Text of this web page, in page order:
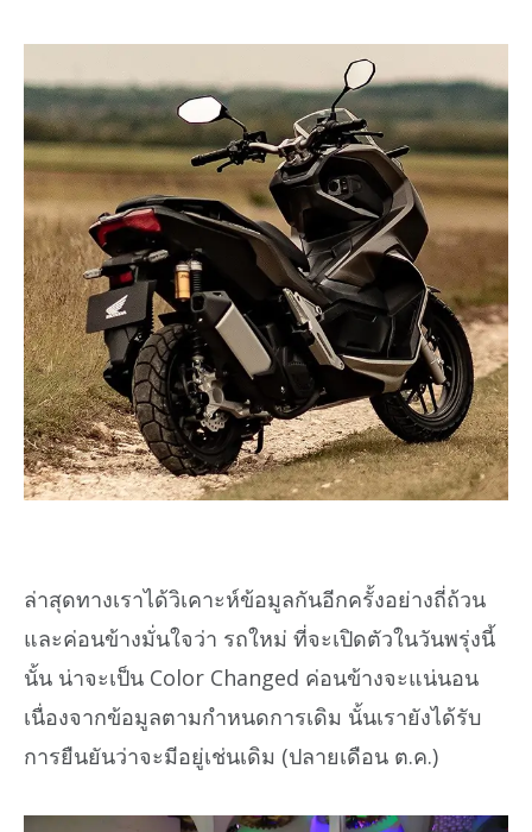
ล่าสุดทางเราได้วิเคาะห์ข้อมูลกันอีกครั้งอย่างถี่ถ้วน
และค่อนข้างมั่นใจว่า รถใหม่ ที่จะเปิดตัวในวันพรุ่งนี้
นั้น น่าจะเป็น Color Changed ค่อนข้างจะแน่นอน
เนื่องจากข้อมูลตามกำหนดการเดิม นั้นเรายังได้รับ
การยืนยันว่าจะมีอยู่เช่นเดิม (ปลายเดือน ต.ค.)